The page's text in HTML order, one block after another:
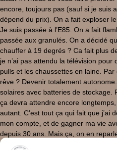
encore, toujours pas (sauf si je suis
dépend du prix). On a fait exploser
Je suis passée à l’E85. On a fait
passée aux granulés. On a décidé
chauffer à 19 degrés ? Ca fait plus
je n’ai pas attendu la télévision
pulls et les chaussettes en laine.
rêve ? Devenir totalement
solaires avec batteries de stockage.
ça devra attendre encore
autant. C’est tout ça qui fait que j’ai
mon compte, et de gagner ma vie
depuis 30 ans. Mais ça, on en
l’épisode suivant Lire l’épisode